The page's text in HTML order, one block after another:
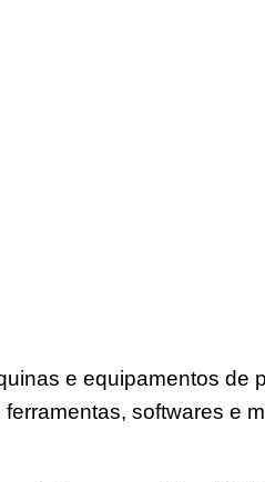
e equipamentos de
softwares e